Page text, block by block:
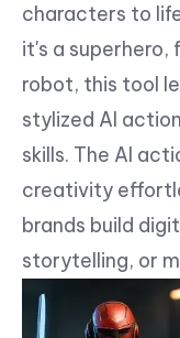
characters to
it's a
robot, this tool
stylized AI
skills. The AI
creativity
brands build
storytelling, or